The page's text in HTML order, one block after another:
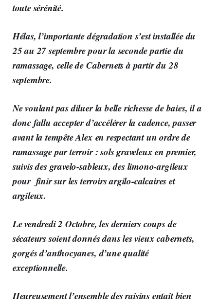
toute sérénité.
Hélas, l’importante dégradation s’est installée du
25 au 27 septembre pour la seconde partie du
ramassage, celle de Cabernets à partir du 28
septembre.
Ne voulant pas diluer la belle richesse de baies, il a
donc fallu accepter d’accélérer la cadence, passer
avant la tempête Alex en respectant un ordre de
ramassage par terroir : sols graveleux en premier,
suivis des gravelo-sableux, des limono-argileux
pour finir sur les terroirs argilo-calcaires et
argileux.
Le vendredi 2 Octobre, les derniers coups de
sécateurssoient donnés dans les vieux cabernets,
gorgés d’anthocyanes, d’une qualité
exceptionnelle.
Heureusement l’ensemble des raisins entait bien